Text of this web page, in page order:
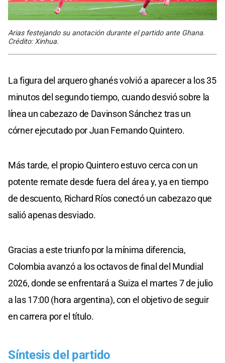
Arias festejando su anotación durante el partido ante Ghana.
Crédito: Xinhua.
La figura del arquero ghanés volvió a aparecer a los 35
minutos del segundo tiempo, cuando desvió sobre la
línea un cabezazo de Davinson Sánchez tras un
córner ejecutado por Juan Fernando Quintero.
Más tarde, el propio Quintero estuvo cerca con un
potente remate desde fuera del área y, ya en tiempo
de descuento, Richard Ríos conectó un cabezazo que
salió apenas desviado.
Gracias a este triunfo por la mínima diferencia,
Colombia avanzó a los octavos de final del Mundial
2026, donde se enfrentará a Suiza el martes 7 de julio
a las 17:00 (hora argentina), con el objetivo de seguir
en carrera por el título.
Síntesis del partido